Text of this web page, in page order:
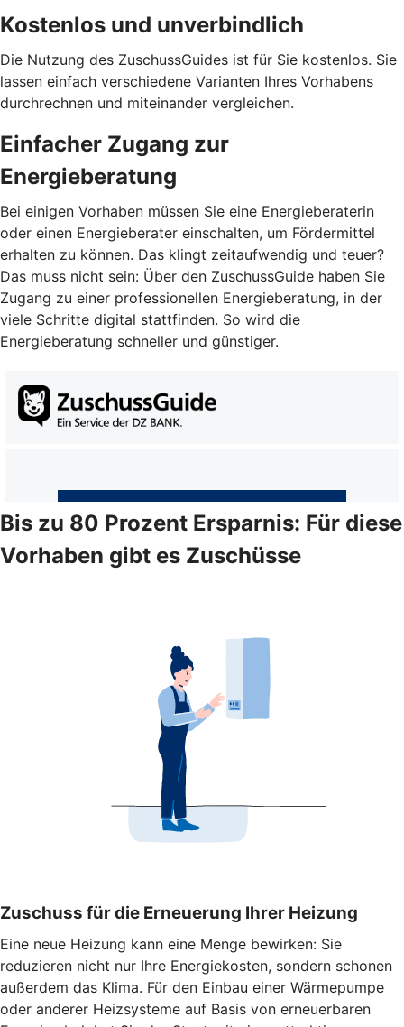
Kostenlos und unverbindlich
Die Nutzung des ZuschussGuides ist für Sie kostenlos. Sie
lassen einfach verschiedene Varianten Ihres Vorhabens
durchrechnen und miteinander vergleichen.
Einfacher Zugang zur
Energieberatung
Bei einigen Vorhaben müssen Sie eine Energieberaterin
oder einen Energieberater einschalten, um Fördermittel
erhalten zu können. Das klingt zeitaufwendig und teuer?
Das muss nicht sein: Über den ZuschussGuide haben Sie
Zugang zu einer professionellen Energieberatung, in der
viele Schritte digital stattfinden. So wird die
Energieberatung schneller und günstiger.
Bis zu 80 Prozent Ersparnis: Für diese
Vorhaben gibt es Zuschüsse
Zuschuss für die Erneuerung Ihrer Heizung
Eine neue Heizung kann eine Menge bewirken: Sie
reduzieren nicht nur Ihre Energiekosten, sondern schonen
außerdem das Klima. Für den Einbau einer Wärmepumpe
oder anderer Heizsysteme auf Basis von erneuerbaren